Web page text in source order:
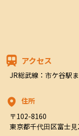
アクセス
JR総武線：市ケ谷駅
住所
〒102-8160
東京都千代田区富士